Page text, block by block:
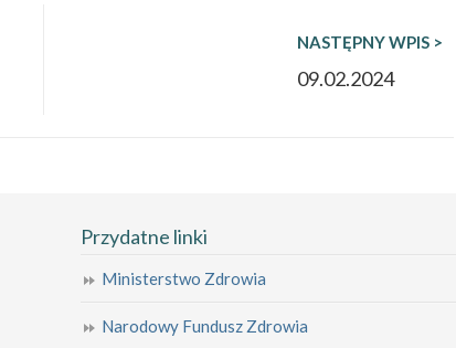
NASTĘPNY WPIS >
09.02.2024
Przydatne linki
Ministerstwo Zdrowia
Narodowy Fundusz Zdrowia